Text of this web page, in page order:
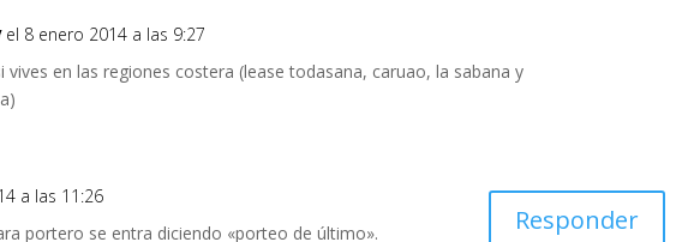
el 8 enero 2014 a las 9:27
vives en las regiones costera (lease todasana, caruao, la sabana y
a las 11:26
portero se entra diciendo «porteo de último».
Responder